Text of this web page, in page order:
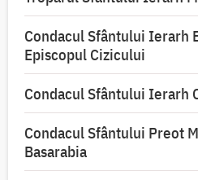
Condacul Sfântului Ierarh
Episcopul Cizicului
Condacul Sfântului Ierarh
Condacul Sfântului Preot
Basarabia